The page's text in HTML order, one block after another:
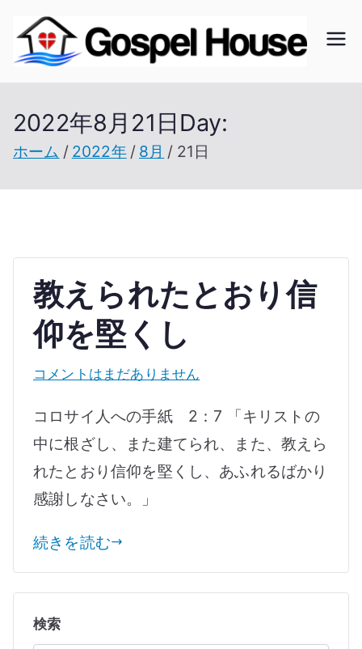
を
キ
ッ
ハ
ウ
開拓
む
2022年8月21日 Day:
ホーム 2022年 8月 21日
教えられたとおり信
仰を堅くし
教
ら
れ
た
と
り
仰
を
コメントはまだありません
コロサイ人への手紙 2：7 「キリストの
中に根ざし、また建てられ、また、教えら
れたとおり信仰を堅くし、あふれるばかり
感謝しなさい。」
続きを読む
検索